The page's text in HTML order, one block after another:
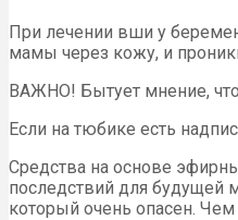
При лечении вши у
мамы через кожу, и
ВАЖНО! Бытует мнение,
Если на тюбике есть
Средства на основе
последствий для будущей
который очень опасен.